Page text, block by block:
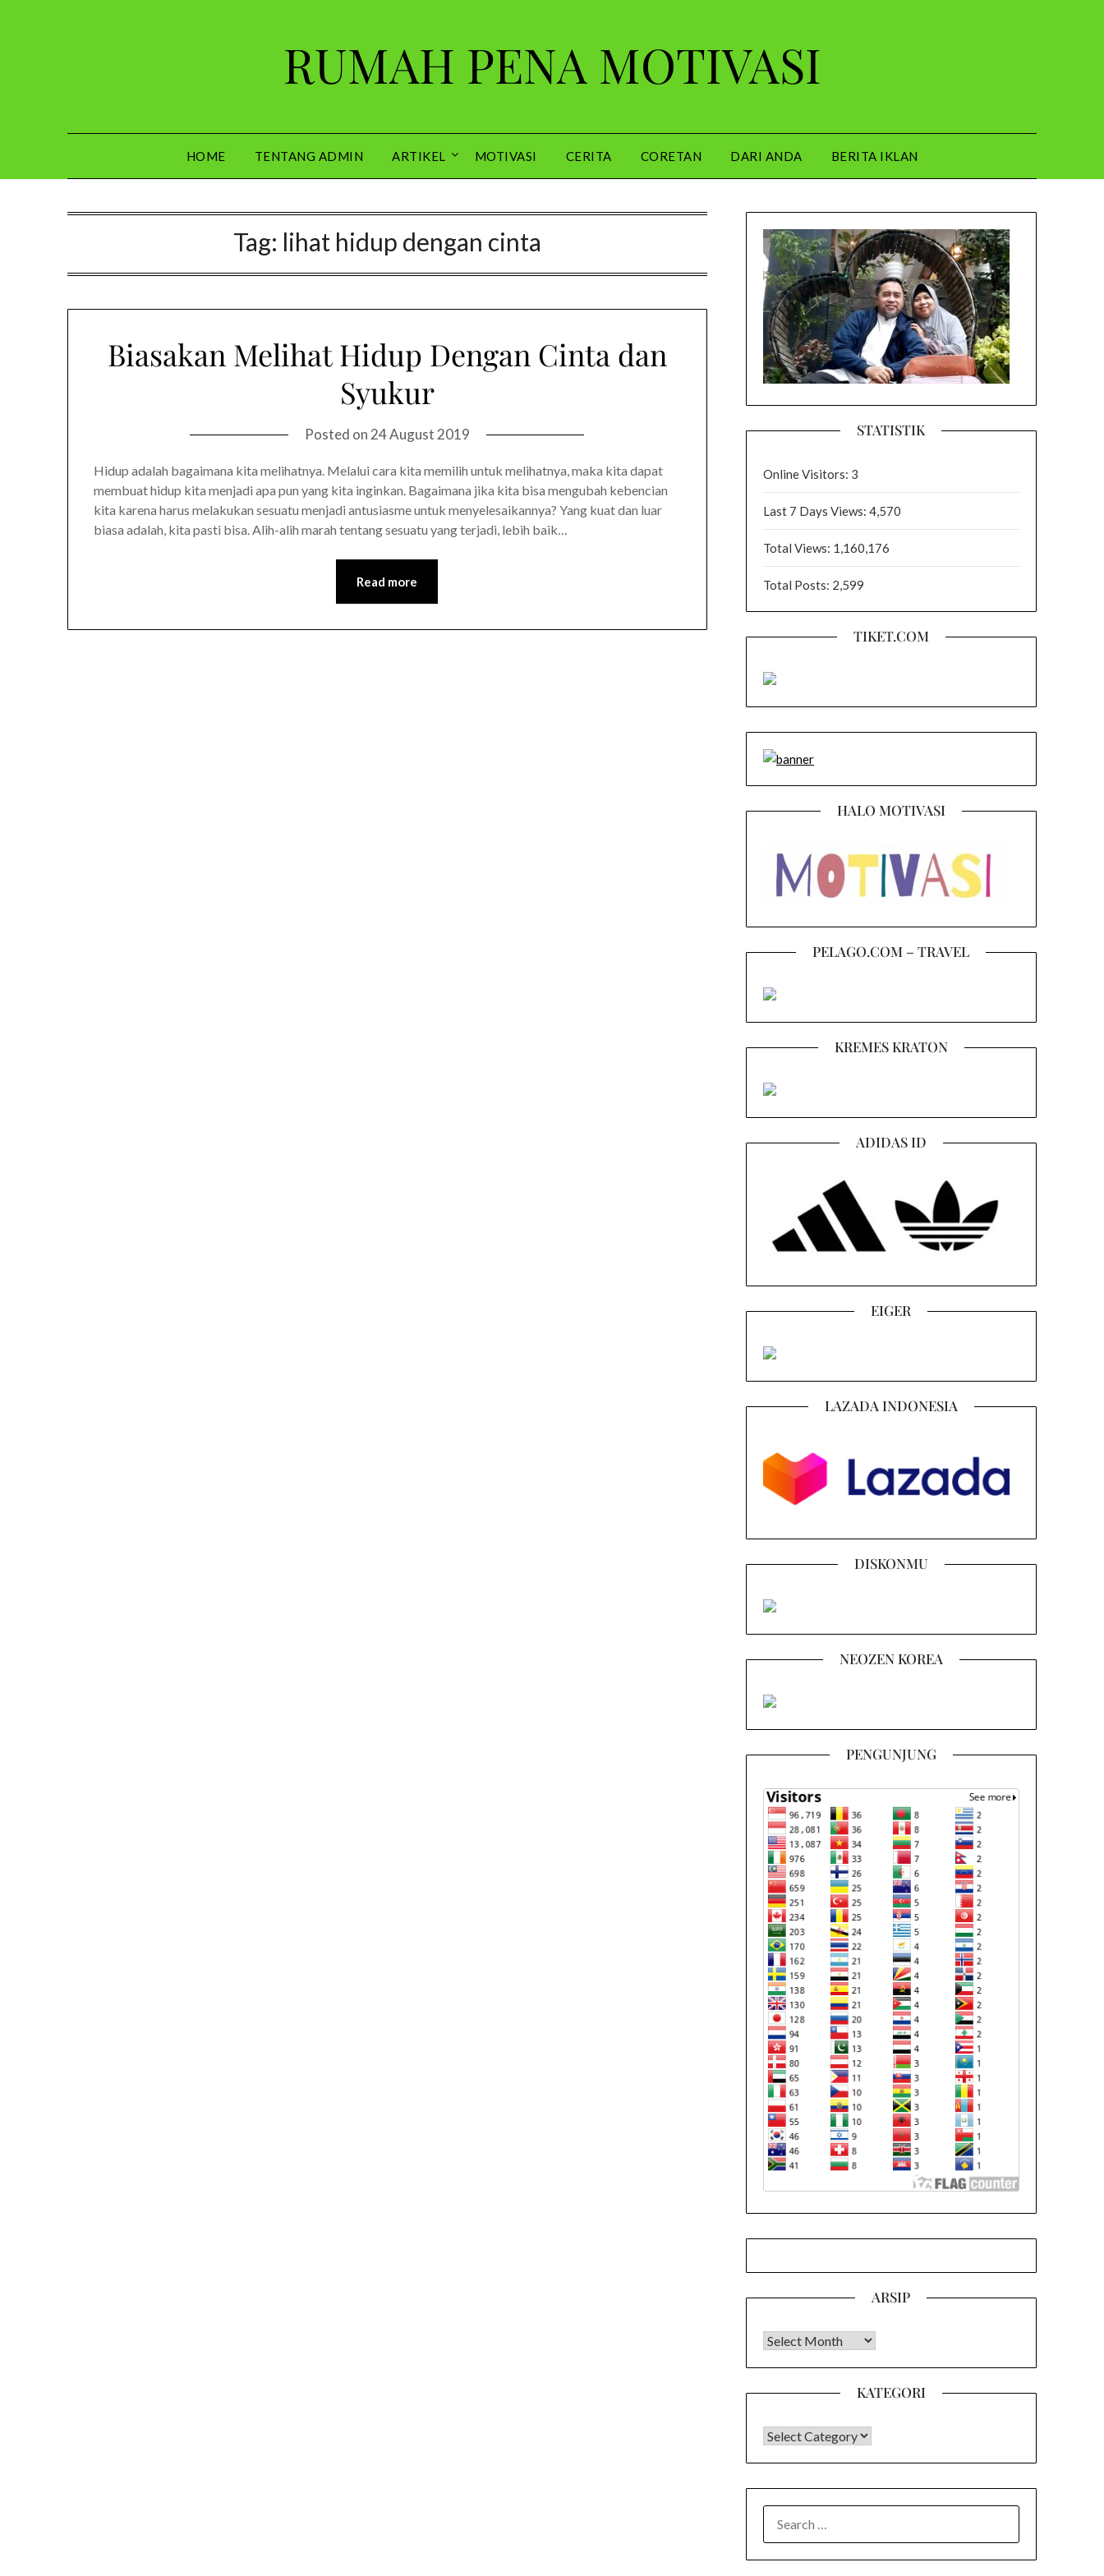
RUMAH PENA MOTIVASI
HOME TENTANG ADMIN ARTIKEL MOTIVASI CERITA CORETAN DARI ANDA BERITA IKLAN
Tag: lihat hidup dengan cinta
Biasakan Melihat Hidup Dengan Cinta dan
Syukur
Posted on 24 August 2019
Hidup adalah bagaimana kita melihatnya. Melalui cara kita memilih untuk melihatnya, maka kita dapat
membuat hidup kita menjadi apa pun yang kita inginkan. Bagaimana jika kita bisa mengubah kebencian
kita karena harus melakukan sesuatu menjadi antusiasme untuk menyelesaikannya? Yang kuat dan luar
biasa adalah, kita pasti bisa. Alih-alih marah tentang sesuatu yang terjadi, lebih baik…
Read more
STATISTIK
Online Visitors: 3
Last 7 Days Views: 4,570
Total Views: 1,160,176
Total Posts: 2,599
TIKET.COM
HALO MOTIVASI
PELAGO.COM – TRAVEL
KREMES KRATON
ADIDAS ID
EIGER
LAZADA INDONESIA
DISKONMU
NEOZEN KOREA
PENGUNJUNG
ARSIP
Arsip
KATEGORI
KATEGORI
FOR: